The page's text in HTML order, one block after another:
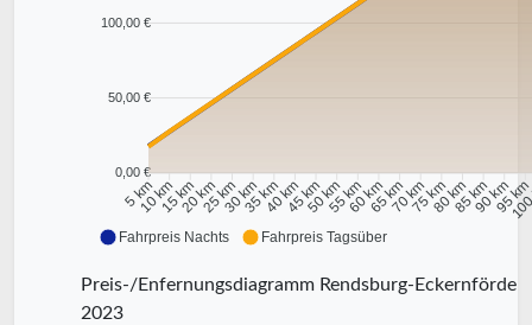
100,00 €
50,00 €
0,00 €
5 km
10 km15 km20 km25 km30 km35 km40 km45 km50 km55 km60 km65 km70 km75 km80 km85 km90 km95 km
Fahrpreis Nachts Fahrpreis Tagsüber
Preis-/Enfernungsdiagramm Rendsburg-Eckernförde
2023